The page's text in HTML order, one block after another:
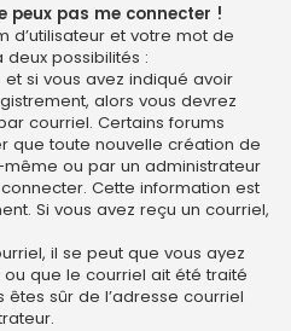
peux pas me connecter !
d’utilisateur et votre mot de
deux possibilités :
et si vous avez indiqué avoir
alors vous devrez
courriel. Certains forums
que toute nouvelle création de
ou par un administrateur
Cette information est
Si vous avez reçu un courriel,
il se peut que vous ayez
que le courriel ait été traité
sûr de l’adresse courriel